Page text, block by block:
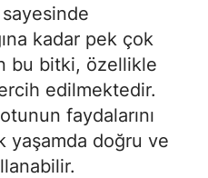
sayesinde
kadar pek çok
bu bitki, özellikle
edilmektedir.
faydalarını
yaşamda doğru ve